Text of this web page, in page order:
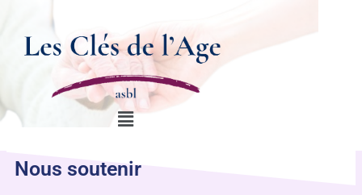
Nous soutenir